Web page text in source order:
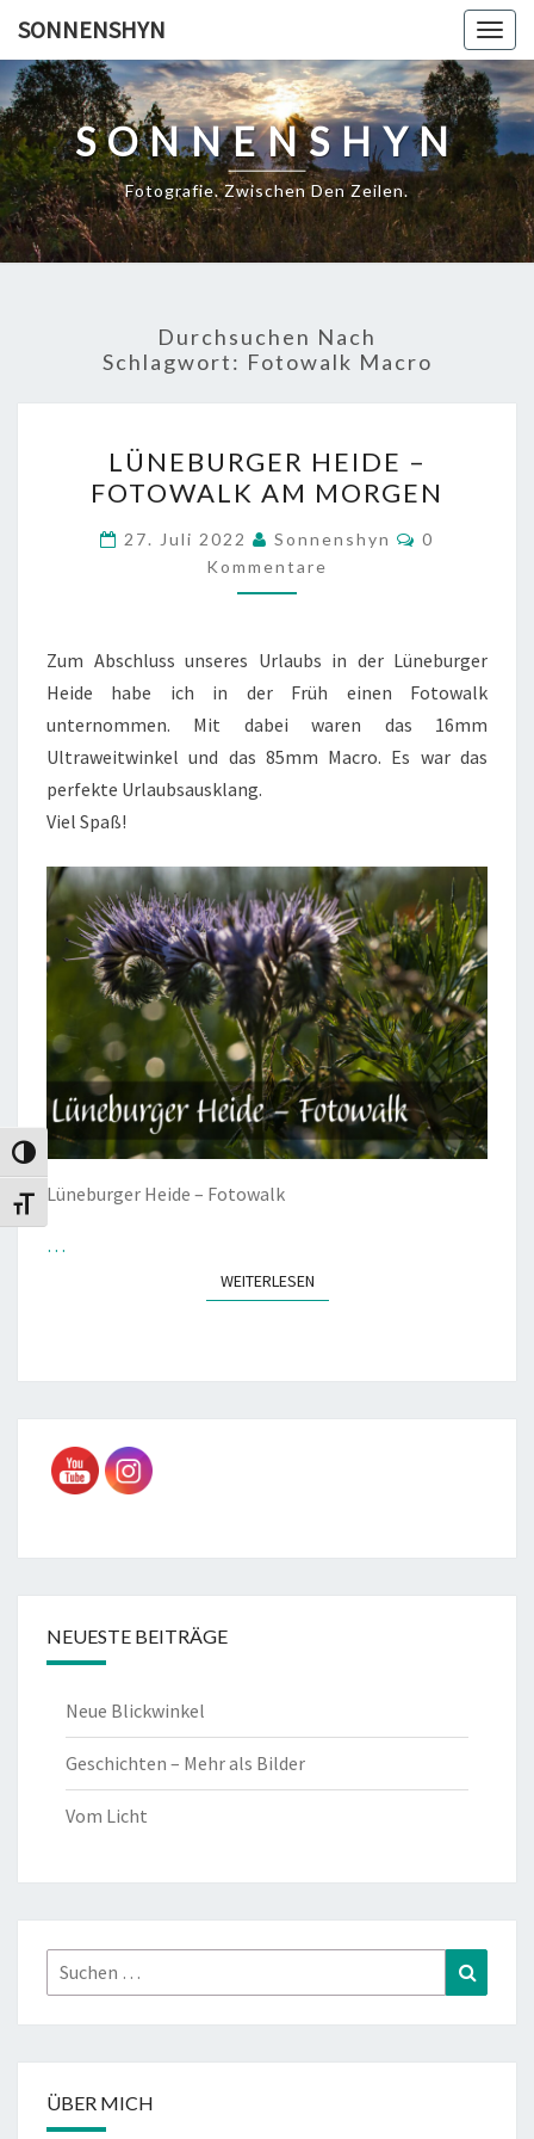
Umschalten auf hohe Kontraste
Schrift vergrößern
content
SONNENSHYN
SONNENSHYN
Fotografie. Zwischen Den Zeilen.
Durchsuchen Nach
Schlagwort: Fotowalk Macro
HEIDE
–
FOTOWALK
AM
MORGEN
LÜNEBURGER HEIDE –
FOTOWALK AM MORGEN
27. Juli 2022 Sonnenshyn
0
Kommentare
Zum Abschluss unseres Urlaubs in der Lüneburger
Heide habe ich in der Früh einen Fotowalk
unternommen. Mit dabei waren das 16mm
Ultraweitwinkel und das 85mm Macro. Es war das
perfekte Urlaubsausklang.
Viel Spaß!
Lüneburger Heide – Fotowalk
…
WEITERLESENWEITERLESEN
NEUESTE BEITRÄGE
Neue Blickwinkel
Geschichten – Mehr als Bilder
Vom Licht
Suchen
nach:
ÜBER MICH